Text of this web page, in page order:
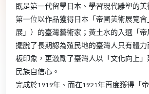
既是第一代留學日本、學習現代雕塑的
第一位以作品獲得日本「帝國美術展覽會
展」）的臺灣藝術家；黃土水的入選「
擺脫了長期認為殖民地的臺灣人只有體力
板印象，更激勵了臺灣人以「文化向上」
民族自信心。
完成於1919年、而在1921年再度獲得「